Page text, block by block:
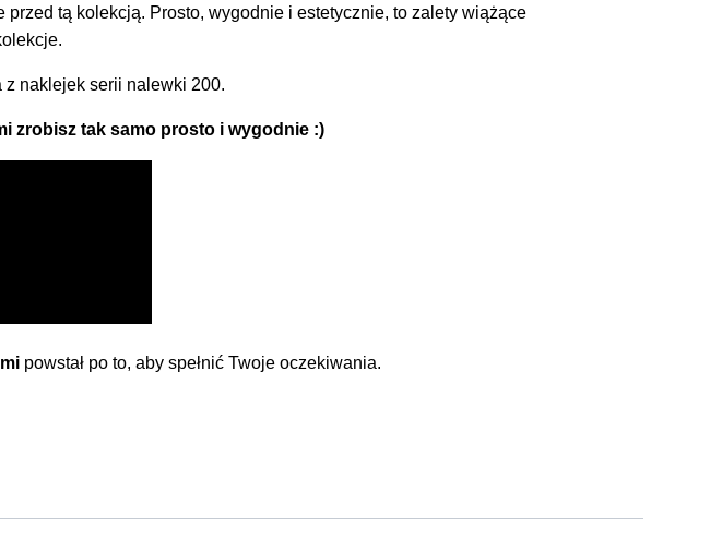
tą kolekcją. Prosto, wygodnie i estetycznie, to zalety wiążące
z naklejek serii nalewki 200.
zrobisz tak samo prosto i wygodnie :)
powstał po to, aby spełnić Twoje oczekiwania.